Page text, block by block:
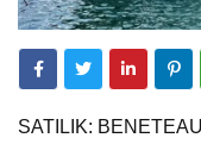
SATILIK: